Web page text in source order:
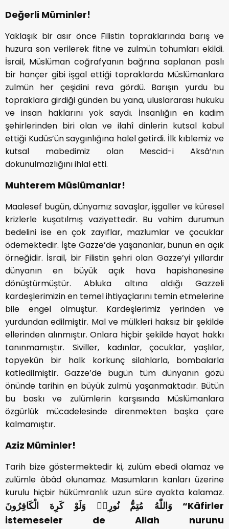
Değerli Müminler!
Yaklaşık bir asır önce Filistin topraklarında barış ve
huzura son verilerek fitne ve zulmün tohumları ekildi.
İsrail, Müslüman coğrafyanın bağrına saplanan paslı
bir hançer gibi işgal ettiği topraklarda Müslümanlara
zulmün her çeşidini reva gördü. Barışın yurdu bu
topraklara girdiği günden bu yana, uluslararası hukuku
ve insan haklarını yok saydı. İnsanlığın en kadim
şehirlerinden biri olan ve ilahî dinlerin kutsal kabul
ettiği Kudüs’ün saygınlığına halel getirdi. İlk kıblemiz ve
kutsal mabedimiz olan Mescid-i Aksâ’nın
dokunulmazlığını ihlal etti.
Muhterem Müslümanlar!
Maalesef bugün, dünyamız savaşlar, işgaller ve küresel
krizlerle kuşatılmış vaziyettedir. Bu vahim durumun
bedelini ise en çok zayıflar, mazlumlar ve çocuklar
ödemektedir. İşte Gazze’de yaşananlar, bunun en açık
örneğidir. İsrail, bir Filistin şehri olan Gazze’yi yıllardır
dünyanın en büyük açık hava hapishanesine
dönüştürmüştür. Abluka altına aldığı Gazzeli
kardeşlerimizin en temel ihtiyaçlarını temin etmelerine
bile engel olmuştur. Kardeşlerimiz yerinden ve
yurdundan edilmiştir. Mal ve mülkleri haksız bir şekilde
ellerinden alınmıştır. Onlara hiçbir şekilde hayat hakkı
tanınmamıştır. Siviller, kadınlar, çocuklar, yaşlılar,
topyekûn bir halk korkunç silahlarla, bombalarla
katledilmiştir. Gazze’de bugün tüm dünyanın gözü
önünde tarihin en büyük zulmü yaşanmaktadır. Bütün
bu baskı ve zulümlerin karşısında Müslümanlara
özgürlük mücadelesinde direnmekten başka çare
kalmamıştır.
Aziz Müminler!
Tarih bize göstermektedir ki, zulüm ebedi olamaz ve
zulümle âbâd olunamaz. Masumların kanları üzerine
kurulu hiçbir hükümranlık uzun süre ayakta kalamaz.
وَاللّٰهُ مُتِمُّ نُورِه۪ وَلَوْ كَرِهَ الْكَافِرُونَ
“Kâfirler
istemeseler de Allah nurunu